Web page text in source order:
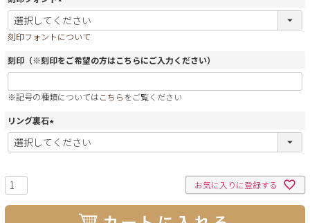
(
必
須
刻印フォントについて
刻印（※刻印をご希望の方はこちらにご入力ください）
※記号の種類についてはこちらをご覧ください
リング裏石
(
必
お気に入りに登録する